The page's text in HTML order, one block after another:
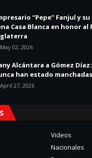
“Pepe” Fanjul y
Casa Blanca en honor al
May 02, 2026
Alcántara a Gómez
han estado
April 27, 2026
Videos
Nacionales